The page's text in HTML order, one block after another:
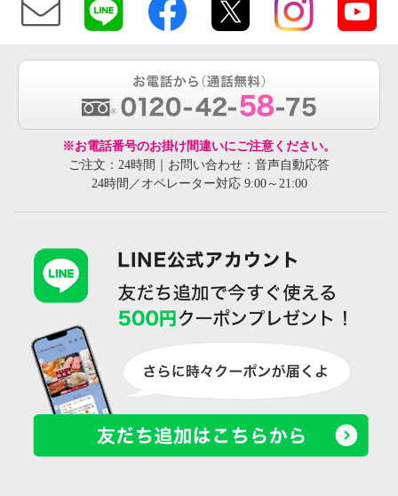
※お電話番号のお掛け間違いにご注意ください。
ご注文：24時間｜お問い合わせ：音声自動応答
24時間／オペレーター対応 9:00～21:00